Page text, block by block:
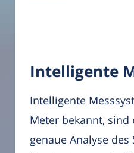
Intelligente
Intelligente
Meter bekannt, sind
genaue Analyse